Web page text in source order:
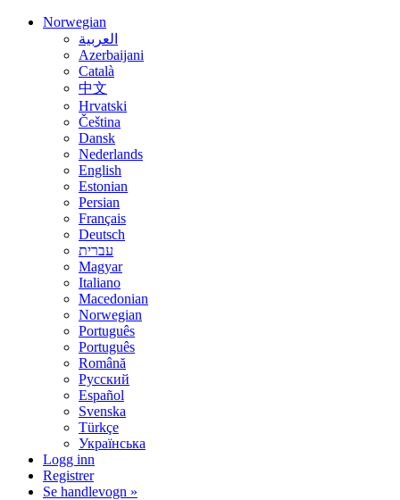
Norwegian
العربية
Azerbaijani
Català
中文
Hrvatski
Čeština
Dansk
Nederlands
English
Estonian
Persian
Français
Deutsch
עברית
Magyar
Italiano
Macedonian
Norwegian
Português
Português
Română
Русский
Español
Svenska
Türkçe
Українська
Logg inn
Registrer
Se handlevogn »